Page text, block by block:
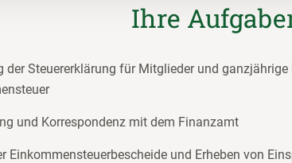
Ihre
der Steuererklärung für Mitglieder und
und Korrespondenz mit dem Finanzamt
Einkommensteuerbescheide und Erheben von